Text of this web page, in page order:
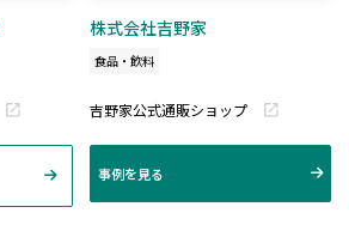
株式会社吉野家
食品・飲料
吉野家公式通販ショップ
事例を見る